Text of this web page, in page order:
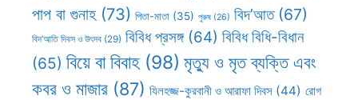
পাপ বা গুনাহ(73) পিতা-মাতা (35) পুরুষ (26) বিদ’আত(67)
বিদ’আতি দিবস ও উৎসব (29) বিবিধ প্রসঙ্গ(64) বিবিধ বিধি-বিধান
(65) বিয়ে বা বিবাহ (98) মৃত্যু ও মৃত ব্যক্তি এবং
কবর ও মাজার (87) যিলহজ্জ-কুরবানী ও আরাফা দিবস (44) রোগ